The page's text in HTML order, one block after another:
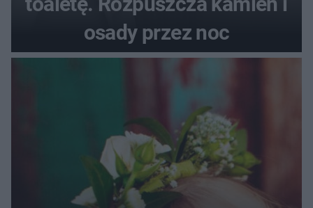
osady przez noc